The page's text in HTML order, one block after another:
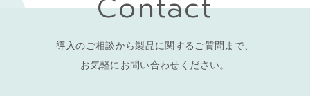
導入のご相談から製品に関するご質問まで、
お気軽にお問い合わせください。